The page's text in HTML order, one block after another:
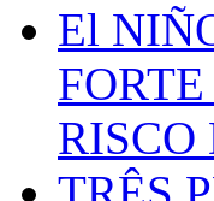
El
RISCO